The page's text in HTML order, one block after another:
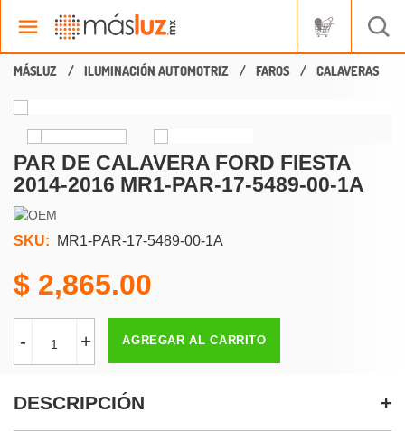
ILUMINACIÓN AUTOMOTRIZ FAROS CALAVERAS
PAR DE CALAVERA FORD FIESTA
2014-2016 MR1-PAR-17-5489-00-1A
SKU: MR1-PAR-17-5489-00-1A
2,865.00
- + AGREGAR AL CARRITO
DESCRIPCIÓN